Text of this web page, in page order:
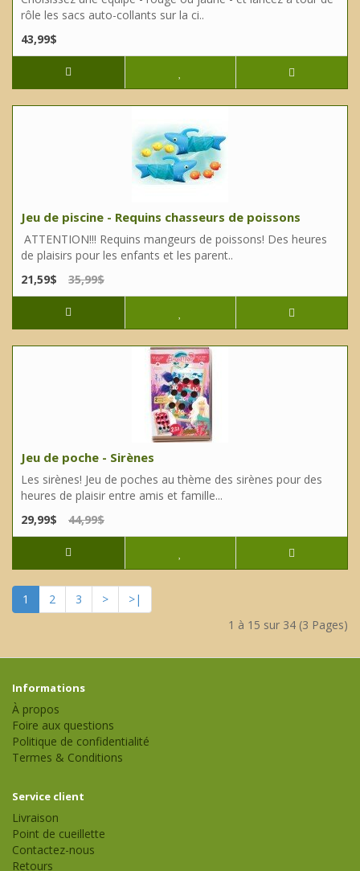
rôle les sacs auto-collants sur la ci..
43,99$
Jeu de piscine - Requins chasseurs de poissons
ATTENTION!!! Requins mangeurs de poissons! Des heures
de plaisirs pour les enfants et les parent..
21,59$
35,99$
Jeu de poche - Sirènes
Les sirènes! Jeu de poches au thème des sirènes pour des
heures de plaisir entre amis et famille...
29,99$
44,99$
1 2 3 >
>|
1 à 15 sur 34 (3 Pages)
Informations
À propos
Foire aux questions
Politique de confidentialité
Termes & Conditions
Service client
Livraison
Point de cueillette
Contactez-nous
Retours